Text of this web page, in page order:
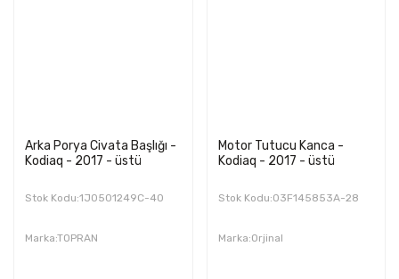
Arka Porya Civata Başlığı -
Kodiaq - 2017 - üstü
Stok Kodu:1J0501249C-40
Marka:TOPRAN
Motor Tutucu Kanca -
Kodiaq - 2017 - üstü
Stok Kodu:03F145853A-28
Marka:Orjinal